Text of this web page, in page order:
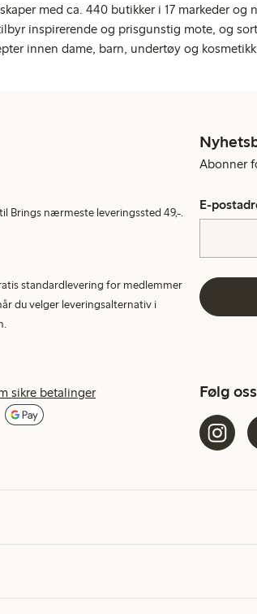
med ca. 440 butikker i 17 markeder og
inspirerende og prisgunstig mote, og
innen dame, barn, undertøy og kosmetikk.
Brings nærmeste leveringssted 49,-.
standardlevering for medlemmer
du velger leveringsalternativ i
Abonner
E-
sikre betalinger Følg oss